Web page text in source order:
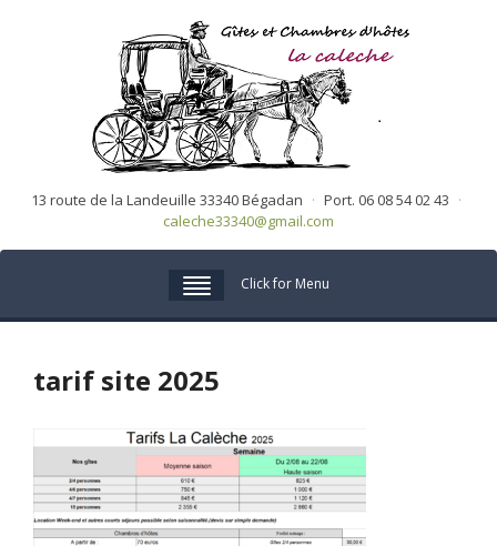
13 route de la Landeuille 33340 Bégadan · Port. 06 08 54 02 43 ·
caleche33340@gmail.com
Click for Menu
tarif site 2025